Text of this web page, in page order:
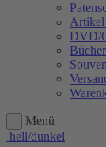
Artikel
DVD/
Bücher
Menü
hell/dunkel